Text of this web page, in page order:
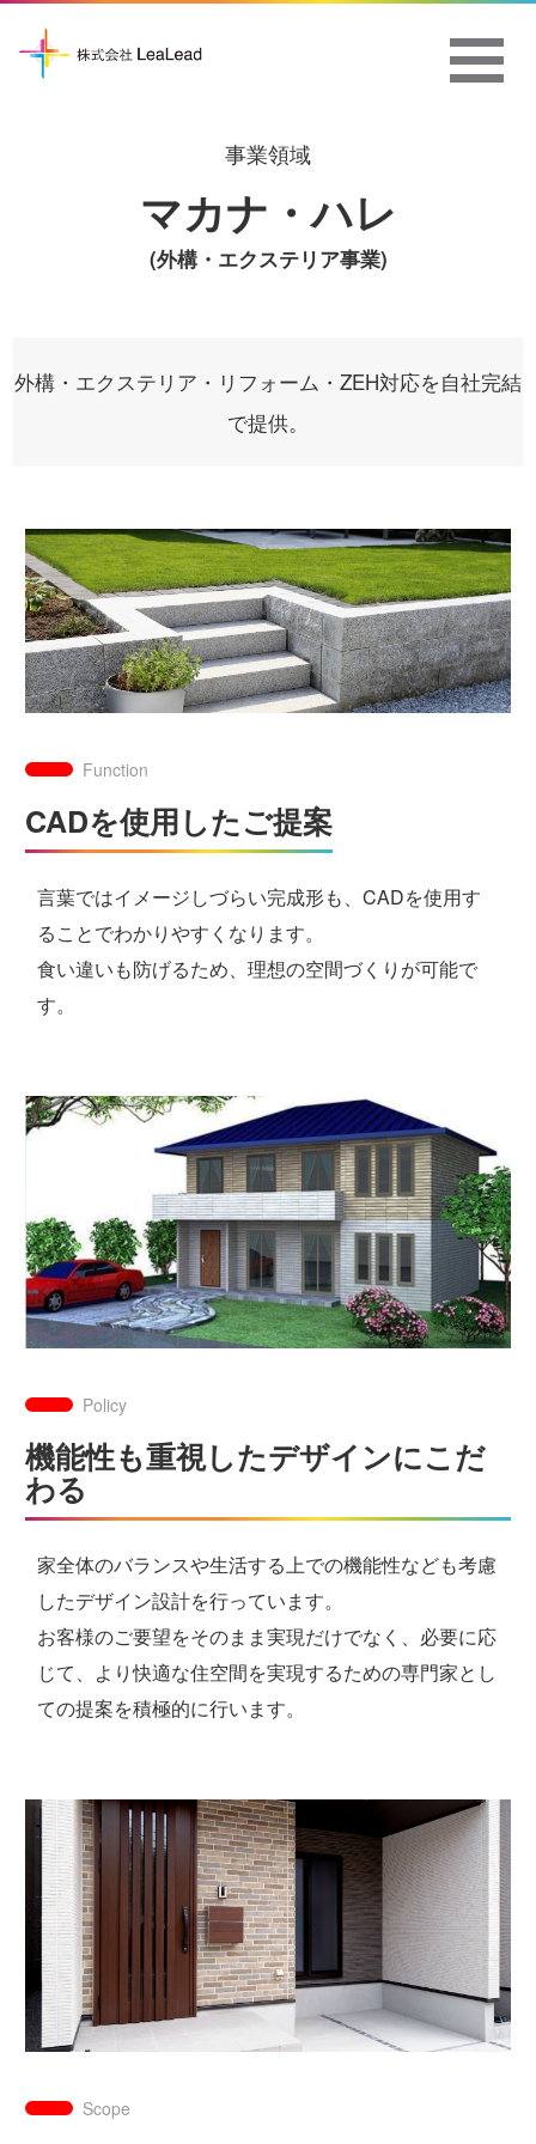
事業領域
マカナ・ハレ
(外構・エクステリア事業)
外構・エクステリア・リフォーム・ZEH対応を自社完結
で提供。
Function
CADを使用したご提案
言葉ではイメージしづらい完成形も、CADを使用す
ることでわかりやすくなります。
食い違いも防げるため、理想の空間づくりが可能で
す。
Policy
機能性も重視したデザインにこだ
わる
家全体のバランスや生活する上での機能性なども考慮
したデザイン設計を行っています。
お客様のご要望をそのまま実現だけでなく、必要に応
じて、より快適な住空間を実現するための専門家とし
ての提案を積極的に行います。
Scope